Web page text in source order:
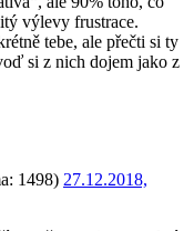
výlevy frustrace.
tebe, ale přečti si ty
si z nich dojem jako z
1498) 27.12.2018,